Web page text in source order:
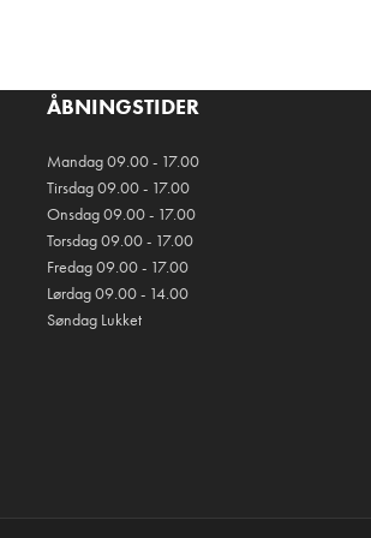
ÅBNINGSTIDER
Mandag 09.00 - 17.00
Tirsdag 09.00 - 17.00
Onsdag 09.00 - 17.00
Torsdag 09.00 - 17.00
Fredag 09.00 - 17.00
Lørdag 09.00 - 14.00
Søndag Lukket